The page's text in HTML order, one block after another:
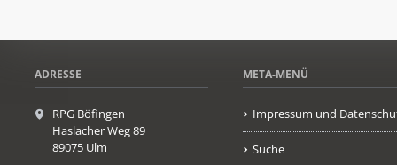
ADRESSE
RPG Böfingen
Haslacher Weg 89
89075 Ulm
META-MENÜ
Impressum und
Suche